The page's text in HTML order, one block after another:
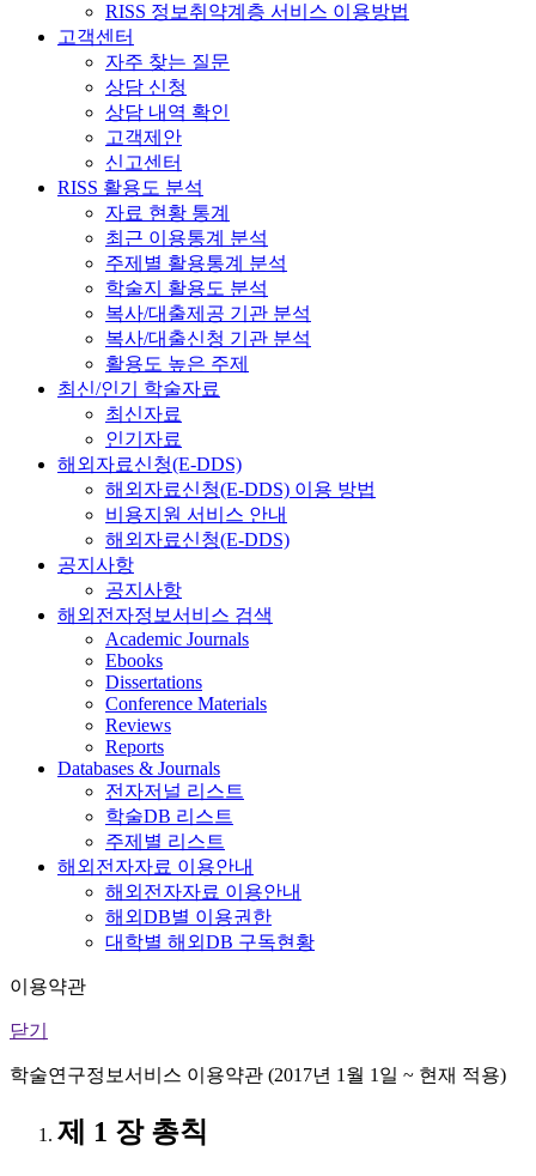
RISS 정보취약계층 서비스 이용방법
고객센터
자주 찾는 질문
상담 신청
상담 내역 확인
고객제안
신고센터
RISS 활용도 분석
자료 현황 통계
최근 이용통계 분석
주제별 활용통계 분석
학술지 활용도 분석
복사/대출제공 기관 분석
복사/대출신청 기관 분석
활용도 높은 주제
최신/인기 학술자료
최신자료
인기자료
해외자료신청(E-DDS)
해외자료신청(E-DDS) 이용 방법
비용지원 서비스 안내
해외자료신청(E-DDS)
공지사항
공지사항
해외전자정보서비스 검색
Academic Journals
Ebooks
Dissertations
Conference Materials
Reviews
Reports
Databases & Journals
전자저널 리스트
학술DB 리스트
주제별 리스트
해외전자자료 이용안내
해외전자자료 이용안내
해외DB별 이용권한
대학별 해외DB 구독현황
이용약관
닫기
학술연구정보서비스 이용약관 (2017년 1월 1일 ~ 현재 적용)
제 1 장 총칙